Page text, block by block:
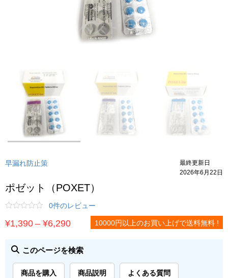
早漏れ防止策
最終更新日
2026年6月22日
ポゼット（POXET）
0件のレビュー
¥1,390–¥6,290価
帯:
¥1,390
10000円以上のお買い上げで送料無料 !
このページを検索
商品を購入 商品説明 よくある質問